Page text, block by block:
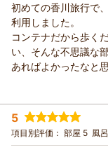
この度はHOTEL R9
ありがとうございま
うでスタッフ一同大
一層ご満足頂ける
にお越しの際には
のお越しをスタッ
HOTEL R9 The
初めての香川旅行で
利用しました。
コンテナだから歩く
い、そんな不思議な
あればよかったなと
のもので冷凍と冷蔵
あってありがたかっ
屋も明るいし、エア
も良かったです。清
ていたことが少し残
宿泊時期： 2026年06月
投稿者： きよさん
宿泊プラン： 【スタンダ
ンク付【駐車場至近＆無
5
項目別評価： 部屋 5 風